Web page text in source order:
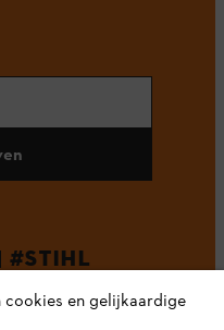
#STIHL
en gelijkaardige